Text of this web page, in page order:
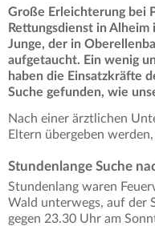
Große Erleichterung bei
Rettungsdienst in
Junge, der in
aufgetaucht. Ein wenig
haben die Einsatzkräfte
Suche gefunden, wie
Nach einer ärztlichen
Eltern übergeben
Stundenlange Suche
Stundenlang waren
Wald unterwegs, auf der
gegen 23.30 Uhr am